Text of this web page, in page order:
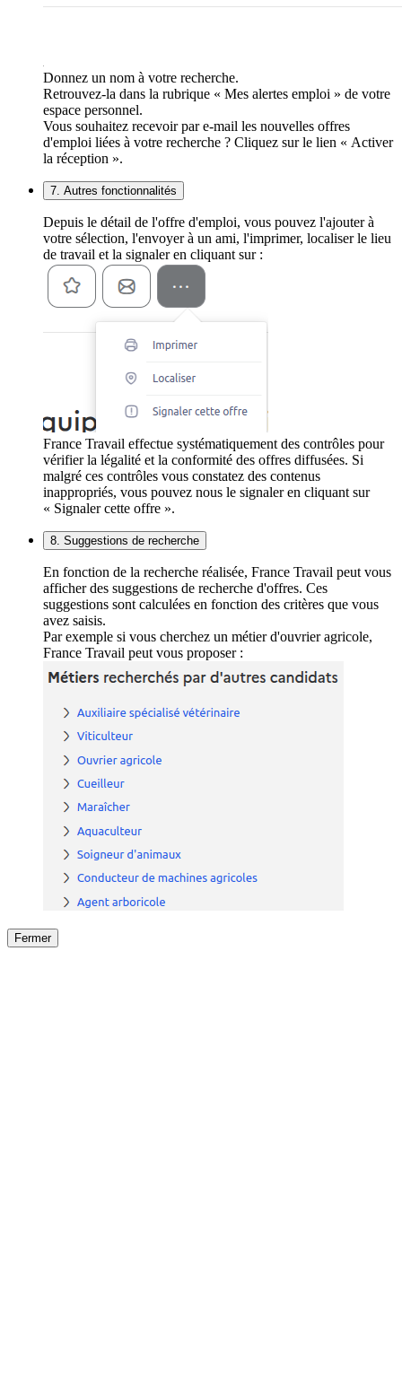
Donnez un nom à votre recherche.
Retrouvez-la dans la rubrique « Mes alertes emploi » de votre
espace personnel.
Vous souhaitez recevoir par e-mail les nouvelles offres
d'emploi liées à votre recherche ? Cliquez sur le lien « Activer
la réception ».
7. Autres fonctionnalités
Depuis le détail de l'offre d'emploi, vous pouvez l'ajouter à
votre sélection, l'envoyer à un ami, l'imprimer, localiser le lieu
de travail et la signaler en cliquant sur :
France Travail effectue systématiquement des contrôles pour
vérifier la légalité et la conformité des offres diffusées. Si
malgré ces contrôles vous constatez des contenus
inappropriés, vous pouvez nous le signaler en cliquant sur
« Signaler cette offre ».
8. Suggestions de recherche
En fonction de la recherche réalisée, France Travail peut vous
afficher des suggestions de recherche d'offres. Ces
suggestions sont calculées en fonction des critères que vous
avez saisis.
Par exemple si vous cherchez un métier d'ouvrier agricole,
France Travail peut vous proposer :
Fermer